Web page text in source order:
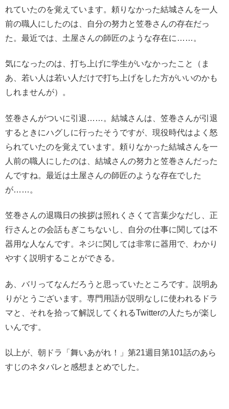
れていたのを覚えています。頼りなかった結城さんを一人
前の職人にしたのは、自分の努力と笠巻さんの存在だっ
た。最近では、土屋さんの師匠のような存在に……。
気になったのは、打ち上げに学生がいなかったこと（ま
あ、若い人は若い人だけで打ち上げをした方がいいのかも
しれませんが）。
笠巻さんがついに引退……。結城さんは、笠巻さんが引退
するときにハグしに行ったそうですが、現役時代はよく怒
られていたのを覚えています。頼りなかった結城さんを一
人前の職人にしたのは、結城さんの努力と笠巻さんだった
んですね。最近は土屋さんの師匠のような存在でした
が……。
笠巻さんの退職日の挨拶は照れくさくて言葉少なだし、正
行さんとの会話もぎこちないし、自分の仕事に関しては不
器用な人なんです。ネジに関しては非常に器用で、わかり
やすく説明することができる。
あ、バリってなんだろうと思っていたところです。説明あ
りがとうございます。専門用語が説明なしに使われるドラ
マと、それを拾って解説してくれるTwitterの人たちが楽し
いんです。
以上が、朝ドラ「舞いあがれ！」第21週目第101話のあら
すじのネタバレと感想まとめでした。